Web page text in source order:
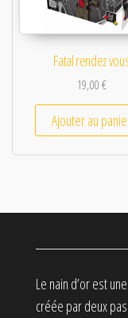
Fatal rendez
19,00€
Ajouter au
Le nain d’or est
créée par deux